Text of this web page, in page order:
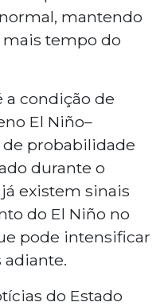
mantendo
mais tempo do
a condição de
El Niño–
de probabilidade
durante o
existem sinais
do El Niño no
pode intensificar
adiante.
do Estado